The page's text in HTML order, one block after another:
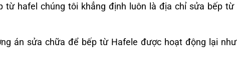
từ hafel chúng tôi khẳng định luôn là địa chỉ sửa bếp từ
án sửa chữa để bếp từ Hafele được hoạt động lại như